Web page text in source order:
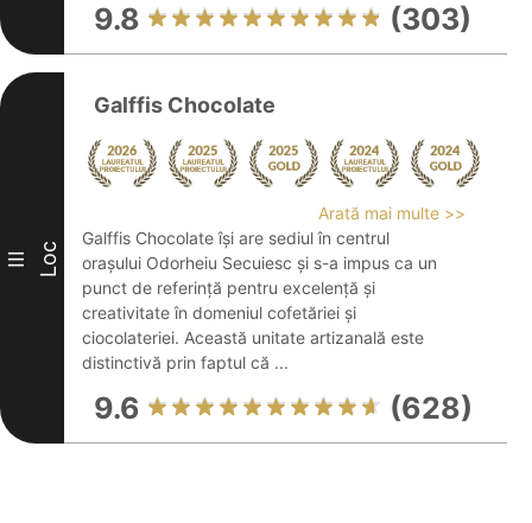
9.8 (303)
III Loc
Galffis Chocolate
Arată mai multe >>
Galffis Chocolate își are sediul în centrul
orașului Odorheiu Secuiesc și s-a impus ca un
punct de referință pentru excelență și
creativitate în domeniul cofetăriei și
ciocolateriei. Această unitate artizanală este
distinctivă prin faptul că ...
9.6 (628)